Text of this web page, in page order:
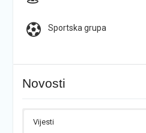
Sportska grupa
Novosti
Vijesti